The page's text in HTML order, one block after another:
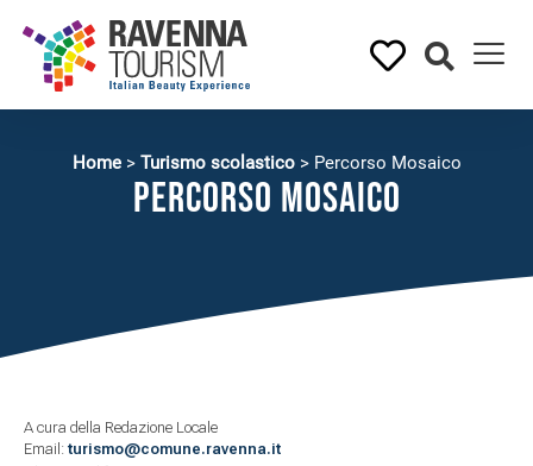
Home> Turismo scolastico> Percorso Mosaico
Percorso Mosaico
A cura della Redazione Locale
Email: turismo@comune.ravenna.it